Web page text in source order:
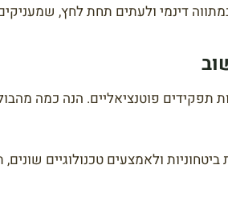
דינמי ולעתים תחת לחץ,
תפקידים פוטנציאליים. הנה כמה
ולאמצעים טכנולוגיים